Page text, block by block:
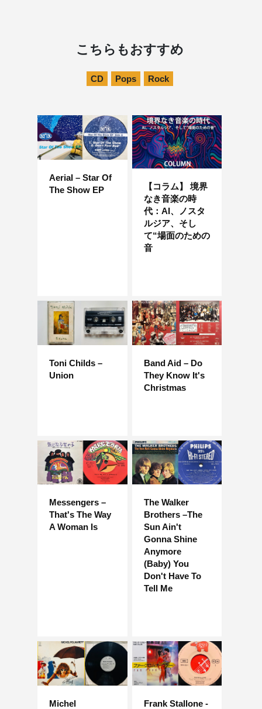
こちらもおすすめ
CD Pops Rock
Aerial – Star Of
The Show EP
【コラム】 境界
なき音楽の時
代：AI、ノスタ
ルジア、そし
て“場面のための
音
Toni Childs –
Union
Band Aid – Do
They Know It's
Christmas
Messengers –
That's The Way
A Woman Is
The Walker
Brothers –The
Sun Ain't
Gonna Shine
Anymore
(Baby) You
Don't Have To
Tell Me
Michel
Frank Stallone -